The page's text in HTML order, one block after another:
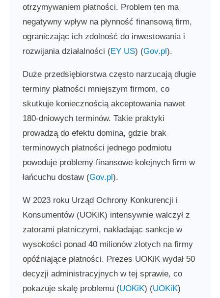
otrzymywaniem płatności. Problem ten ma
negatywny wpływ na płynność finansową firm,
ograniczając ich zdolność do inwestowania i
rozwijania działalności​ (EY US)​​ (Gov.pl )​.
Duże przedsiębiorstwa często narzucają długie
terminy płatności mniejszym firmom, co
skutkuje koniecznością akceptowania nawet
180-dniowych terminów. Takie praktyki
prowadzą do efektu domina, gdzie brak
terminowych płatności jednego podmiotu
powoduje problemy finansowe kolejnych firm w
łańcuchu dostaw​ (Gov.pl )​.
W 2023 roku Urząd Ochrony Konkurencji i
Konsumentów (UOKiK) intensywnie walczył z
zatorami płatniczymi, nakładając sankcje w
wysokości ponad 40 milionów złotych na firmy
opóźniające płatności. Prezes UOKiK wydał 50
decyzji administracyjnych w tej sprawie, co
pokazuje skalę problemu​ (UOKiK)​​ (UOKiK)​​